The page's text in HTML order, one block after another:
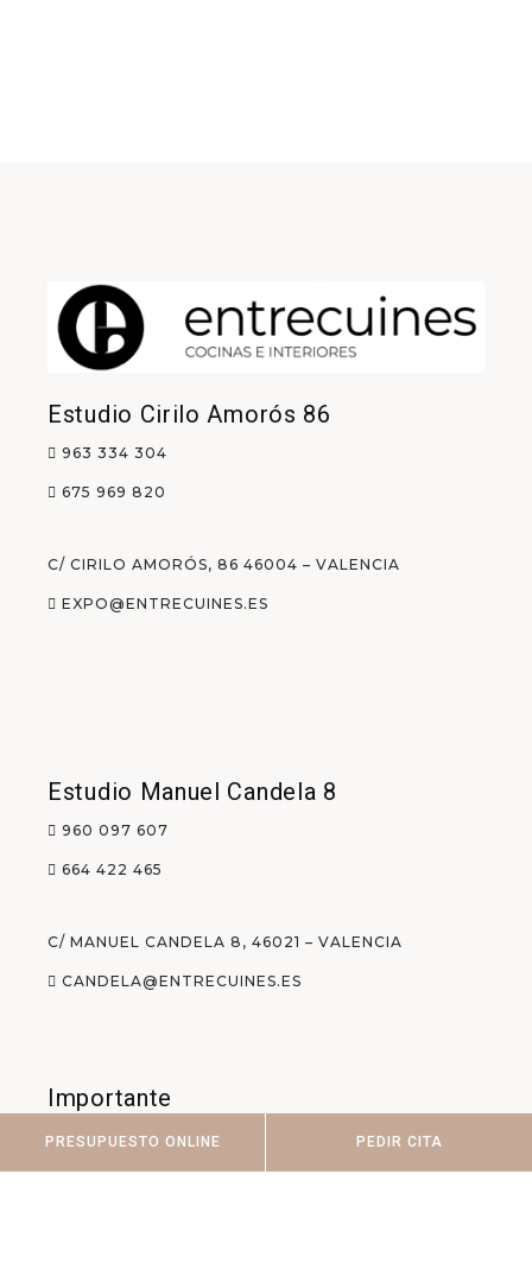
PRESUPUESTO ONLINE PEDIR CITA
Estudio Cirilo Amorós 86
963 334 304
675 969 820
C/ CIRILO AMORÓS, 86 46004 – VALENCIA
EXPO@ENTRECUINES.ES
Estudio Manuel Candela 8
960 097 607
664 422 465
C/ MANUEL CANDELA 8, 46021 – VALENCIA
CANDELA@ENTRECUINES.ES
Importante
Privacidad y Cookies